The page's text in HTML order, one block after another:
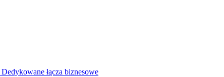
Dedykowane łącza biznesowe